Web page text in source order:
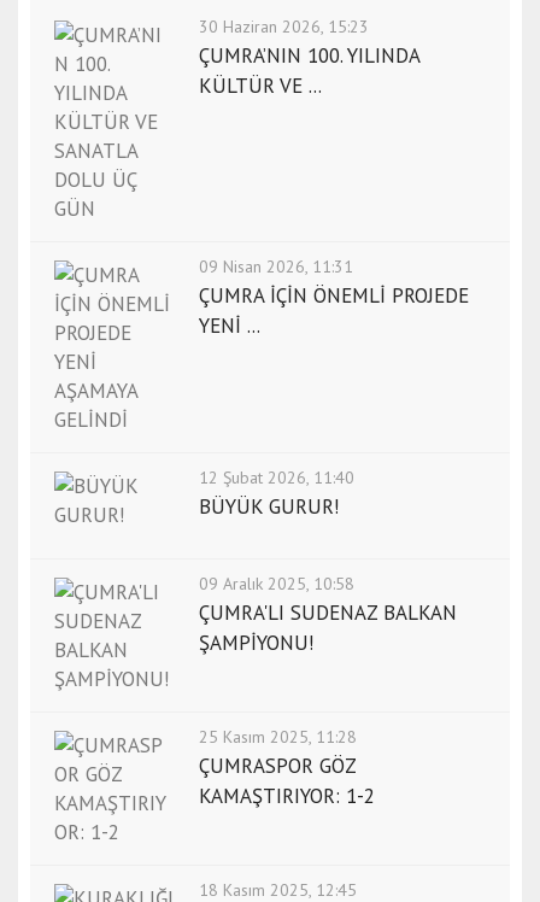
30 Haziran 2026, 15:23
ÇUMRA’NIN 100. YILINDA
KÜLTÜR VE ...
09 Nisan 2026, 11:31
ÇUMRA İÇİN ÖNEMLİ PROJEDE
YENİ ...
12 Şubat 2026, 11:40
BÜYÜK GURUR!
09 Aralık 2025, 10:58
ÇUMRA'LI SUDENAZ BALKAN
ŞAMPİYONU!
25 Kasım 2025, 11:28
ÇUMRASPOR GÖZ
KAMAŞTIRIYOR: 1-2
18 Kasım 2025, 12:45